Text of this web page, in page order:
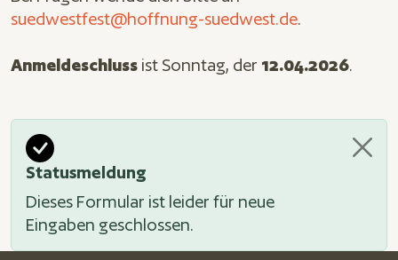
suedwestfest@hoffnung-suedwest.de.
Anmeldeschluss ist Sonntag, der 12.04.2026.
Statusmeldung
Dieses Formular ist leider für neue
Eingaben geschlossen.